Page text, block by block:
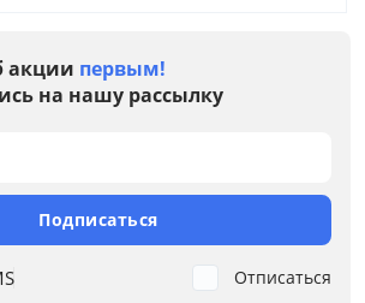
акции первым!
на нашу рассылку
Подписаться
Отписаться